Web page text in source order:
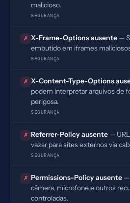
malicioso.
SEGURANÇA
✗ X-Frame-Options ausente —
embutido em iframes
SEGURANÇA
✗ X-Content-Type-Options
podem interpretar arquivos de
perigosa.
SEGURANÇA
✗ Referrer-Policy ausente —
vazar para sites externos via
SEGURANÇA
✗ Permissions-Policy ausente —
câmera, microfone e outros
controladas.